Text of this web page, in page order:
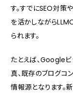
す。すでにSEO対策
を活かしながら
られます。
たとえば、Google
真、既存のブログコ
情報源となります。